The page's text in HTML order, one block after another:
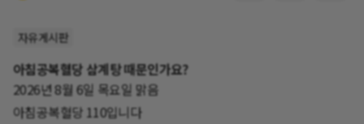
자유게시판
아침공복혈당 삼계탕 때문인가요?
2026년 8월 6일 목요일 맑음
아침공복혈당 110입니다